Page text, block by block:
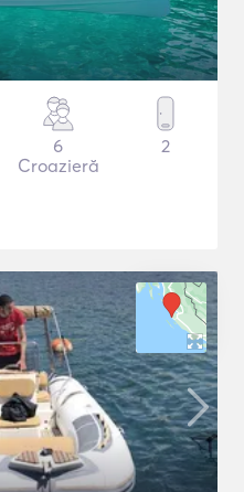
6
Croazieră
2